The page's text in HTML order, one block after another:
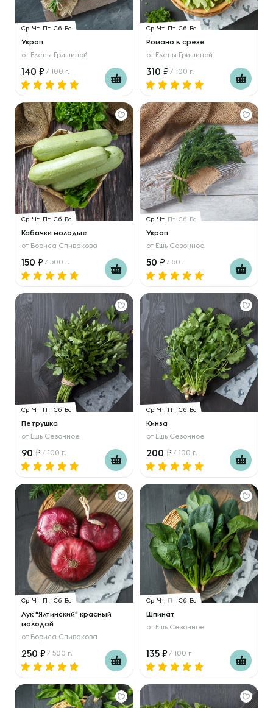
Ср Чт Пт Сб Вс
Укроп
от Елены Гришиной
140 / 100 г.
Ср Чт Пт Сб Вс
Романо в срезе
от Елены Гришиной
310 / 100 г.
Ср Чт Пт Сб Вс
Кабачки молодые
от Бориса Спивакова
150 / 500 г.
Ср Чт Пт Сб Вс
Укроп
от Ешь Сезонное
50 / 50 г
Ср Чт Пт Сб Вс
Петрушка
от Ешь Сезонное
90 / 100 г.
Ср Чт Пт Сб Вс
Кинза
от Ешь Сезонное
200 / 100 г.
Ср Чт Пт Сб Вс
Лук "Ялтинский" красный
молодой
от Бориса Спивакова
250 / 500 г.
Ср Чт Пт Сб Вс
Шпинат
от Ешь Сезонное
135 / 100 г